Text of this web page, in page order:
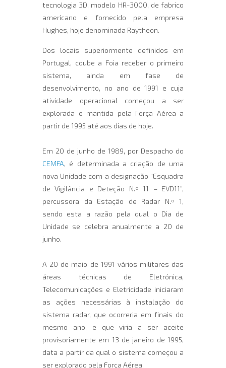
tecnologia 3D, modelo HR-3000, de fabrico
americano e fornecido pela empresa
Hughes, hoje denominada Raytheon.
Dos locais superiormente definidos em
Portugal, coube a Foia receber o primeiro
sistema, ainda em fase de
desenvolvimento, no ano de 1991 e cuja
atividade operacional começou a ser
explorada e mantida pela Força Aérea a
partir de 1995 até aos dias de hoje.
Em 20 de junho de 1989, por Despacho do
CEMFA, é determinada a criação de uma
nova Unidade com a designação “Esquadra
de Vigilância e Deteção N.º 11 – EVD11”,
percussora da Estação de Radar N.º 1,
sendo esta a razão pela qual o Dia de
Unidade se celebra anualmente a 20 de
junho.
A 20 de maio de 1991 vários militares das
áreas técnicas de Eletrónica,
Telecomunicações e Eletricidade iniciaram
as ações necessárias à instalação do
sistema radar, que ocorreria em finais do
mesmo ano, e que viria a ser aceite
provisoriamente em 13 de janeiro de 1995,
data a partir da qual o sistema começou a
ser explorado pela Força Aérea.